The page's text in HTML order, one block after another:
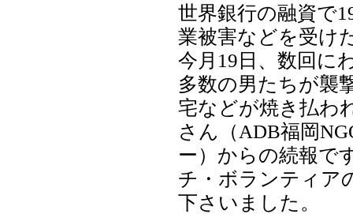
世界銀行の融資で
業被害などを受け
今月19日、数回に
多数の男たちが襲
宅などが焼き払わ
さん（ADB福岡
ー）からの続報で
チ・ボランティア
下さいました。